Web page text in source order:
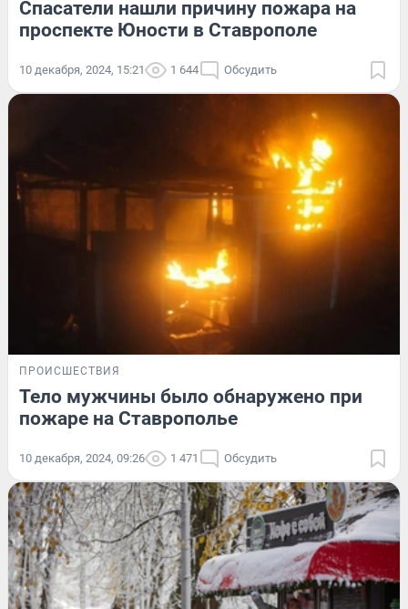
Спасатели нашли причину пожара на
проспекте Юности в Ставрополе
10 декабря, 2024, 15:21 1 644 Обсудить
ПРОИСШЕСТВИЯ
Тело мужчины было обнаружено при
пожаре на Ставрополье
10 декабря, 2024, 09:26 1 471 Обсудить